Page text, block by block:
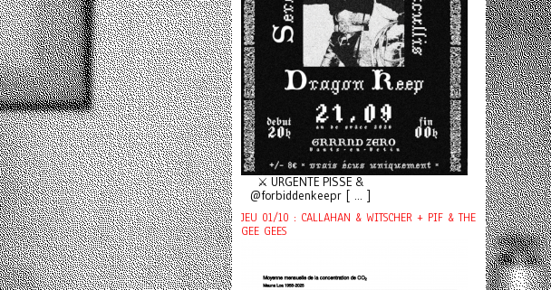
⚔️ URGENTE PISSE &
@forbiddenkeepr [ ... ]
JEU 01/10 : CALLAHAN & WITSCHER + PIF & THE
GEE GEES